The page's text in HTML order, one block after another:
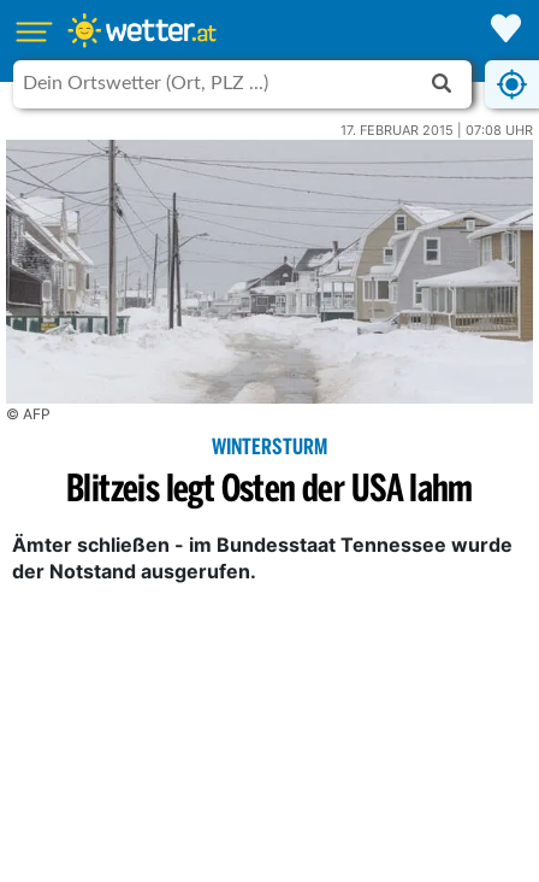
17. FEBRUAR 2015 | 07:08 UHR
© AFP
WINTERSTURM
Blitzeis legt Osten der USA lahm
Ämter schließen - im Bundesstaat Tennessee wurde
der Notstand ausgerufen.